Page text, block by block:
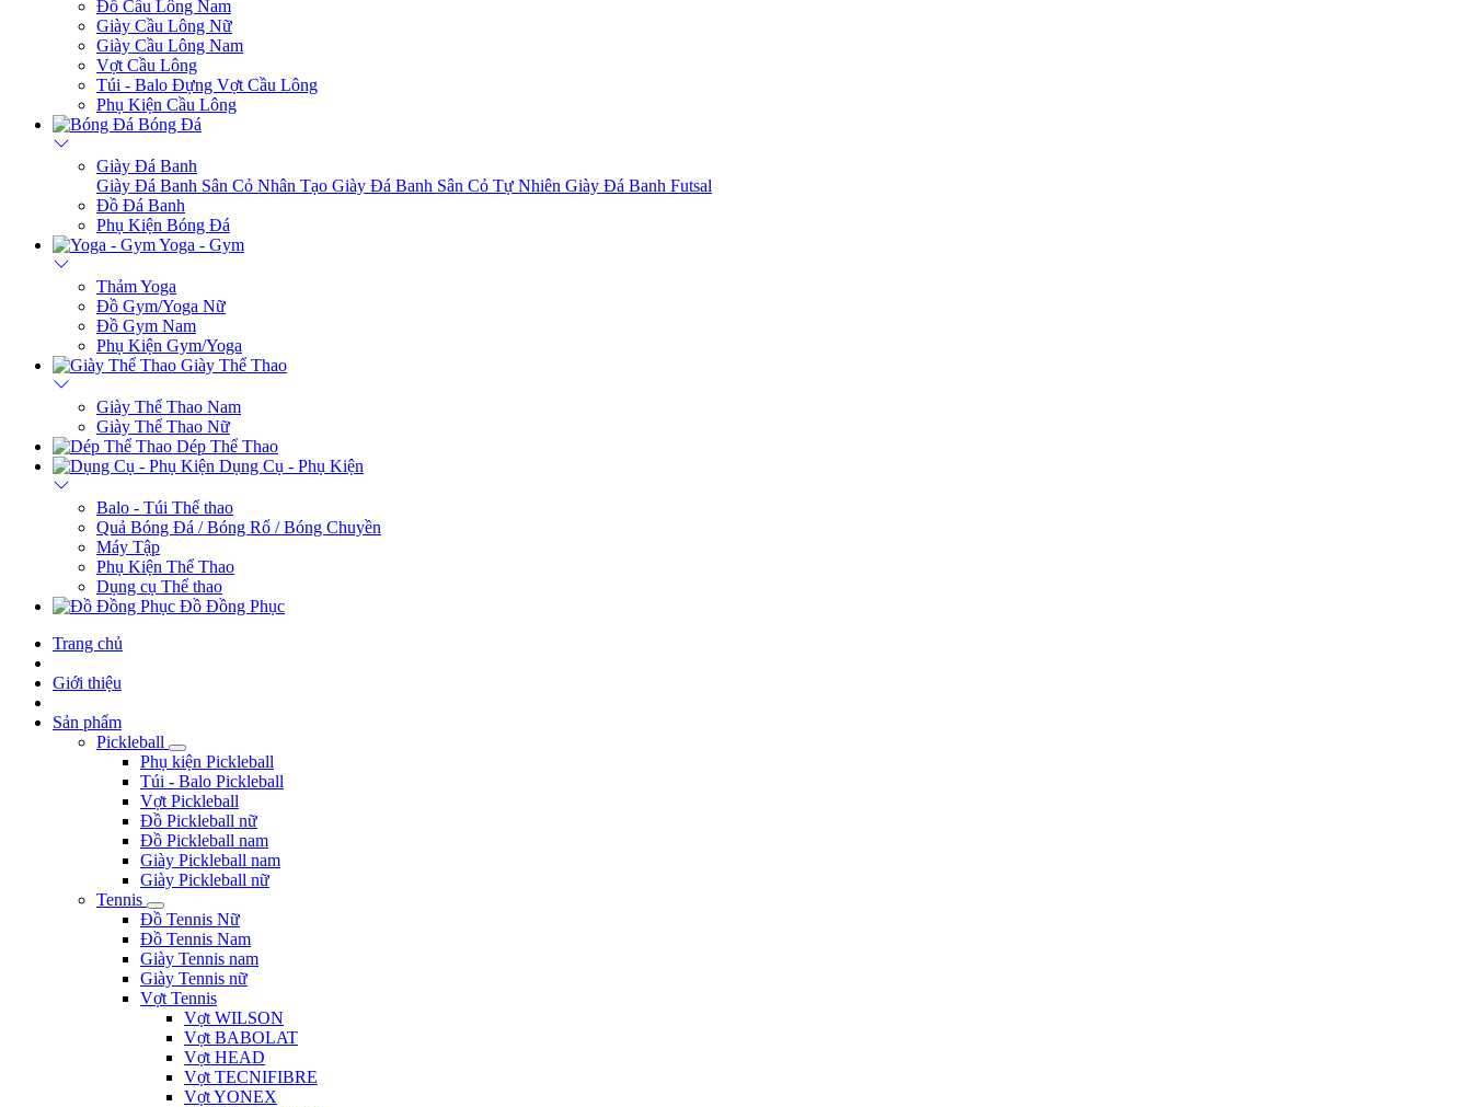
Đồ Cầu Lông Nam
Giày Cầu Lông Nữ
Giày Cầu Lông Nam
Vợt Cầu Lông
Túi - Balo Đựng Vợt Cầu Lông
Phụ Kiện Cầu Lông
Bóng Đá
Giày Đá Banh
Giày Đá Banh Sân Cỏ Nhân Tạo Giày Đá Banh Sân Cỏ Tự Nhiên Giày Đá Banh Futsal
Đồ Đá Banh
Phụ Kiện Bóng Đá
Yoga - Gym
Thảm Yoga
Đồ Gym/Yoga Nữ
Đồ Gym Nam
Phụ Kiện Gym/Yoga
Giày Thể Thao
Giày Thể Thao Nam
Giày Thể Thao Nữ
Dép Thể Thao
Dụng Cụ - Phụ Kiện
Balo - Túi Thể thao
Quả Bóng Đá / Bóng Rổ / Bóng Chuyền
Máy Tập
Phụ Kiện Thể Thao
Dụng cụ Thể thao
Đồ Đồng Phục
Trang chủ
Giới thiệu
Sản phẩm
Pickleball
Phụ kiện Pickleball
Túi - Balo Pickleball
Vợt Pickleball
Đồ Pickleball nữ
Đồ Pickleball nam
Giày Pickleball nam
Giày Pickleball nữ
Tennis
Đồ Tennis Nữ
Đồ Tennis Nam
Giày Tennis nam
Giày Tennis nữ
Vợt Tennis
Vợt WILSON
Vợt BABOLAT
Vợt HEAD
Vợt TECNIFIBRE
Vợt YONEX